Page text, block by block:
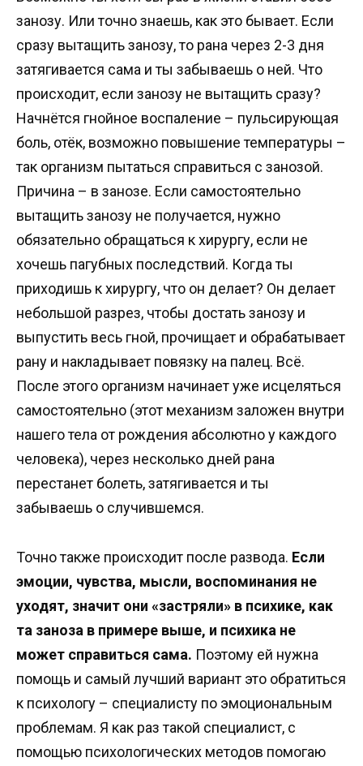
занозу. Или точно знаешь, как это бывает. Если
сразу вытащить занозу, то рана через 2-3 дня
затягивается сама и ты забываешь о ней. Что
происходит, если занозу не вытащить сразу?
Начнётся гнойное воспаление – пульсирующая
боль, отёк, возможно повышение температуры –
так организм пытаться справиться с занозой.
Причина – в занозе. Если самостоятельно
вытащить занозу не получается, нужно
обязательно обращаться к хирургу, если не
хочешь пагубных последствий. Когда ты
приходишь к хирургу, что он делает? Он делает
небольшой разрез, чтобы достать занозу и
выпустить весь гной, прочищает и обрабатывает
рану и накладывает повязку на палец. Всё.
После этого организм начинает уже исцеляться
самостоятельно (этот механизм заложен внутри
нашего тела от рождения абсолютно у каждого
человека), через несколько дней рана
перестанет болеть, затягивается и ты
забываешь о случившемся.
Точно также происходит после развода. Если
эмоции, чувства, мысли, воспоминания не
уходят, значит они «застряли» в психике, как
та заноза в примере выше, и психика не
может справиться сама. Поэтому ей нужна
помощь и самый лучший вариант это обратиться
к психологу – специалисту по эмоциональным
проблемам. Я как раз такой специалист, с
помощью психологических методов помогаю